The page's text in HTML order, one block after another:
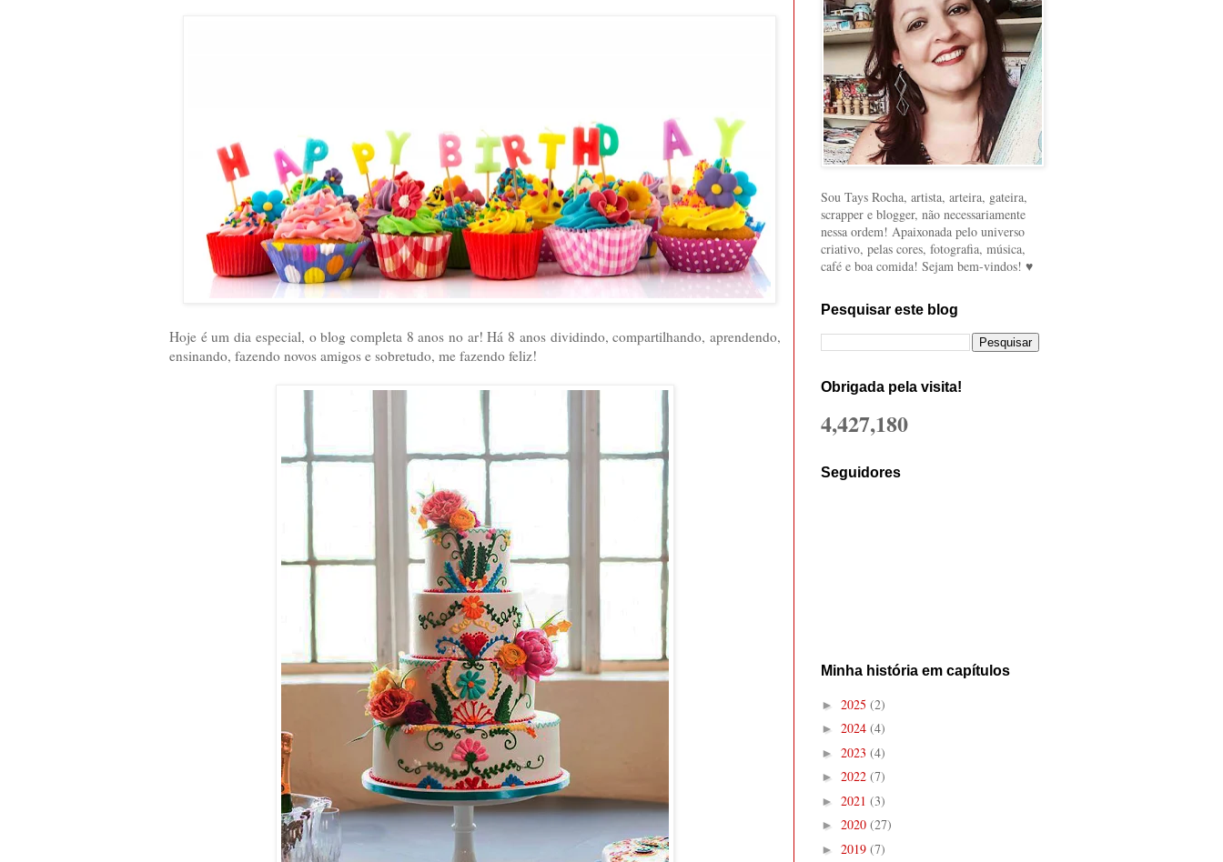
Hoje é um dia especial, o blog completa 8 anos no ar! Há 8 anos dividindo, compartilhando, aprendendo,
ensinando, fazendo novos amigos e sobretudo, me fazendo feliz!
Sou Tays Rocha, artista, arteira, gateira,
scrapper e blogger, não necessariamente
nessa ordem! Apaixonada pelo universo
criativo, pelas cores, fotografia, música,
café e boa comida! Sejam bem-vindos! ♥
Pesquisar este blog
Obrigada pela visita!
4,427,180
Seguidores
Minha história em capítulos
► 2025 (2)
► 2024 (4)
► 2023 (4)
► 2022 (7)
► 2021 (3)
► 2020 (27)
► 2019 (7)